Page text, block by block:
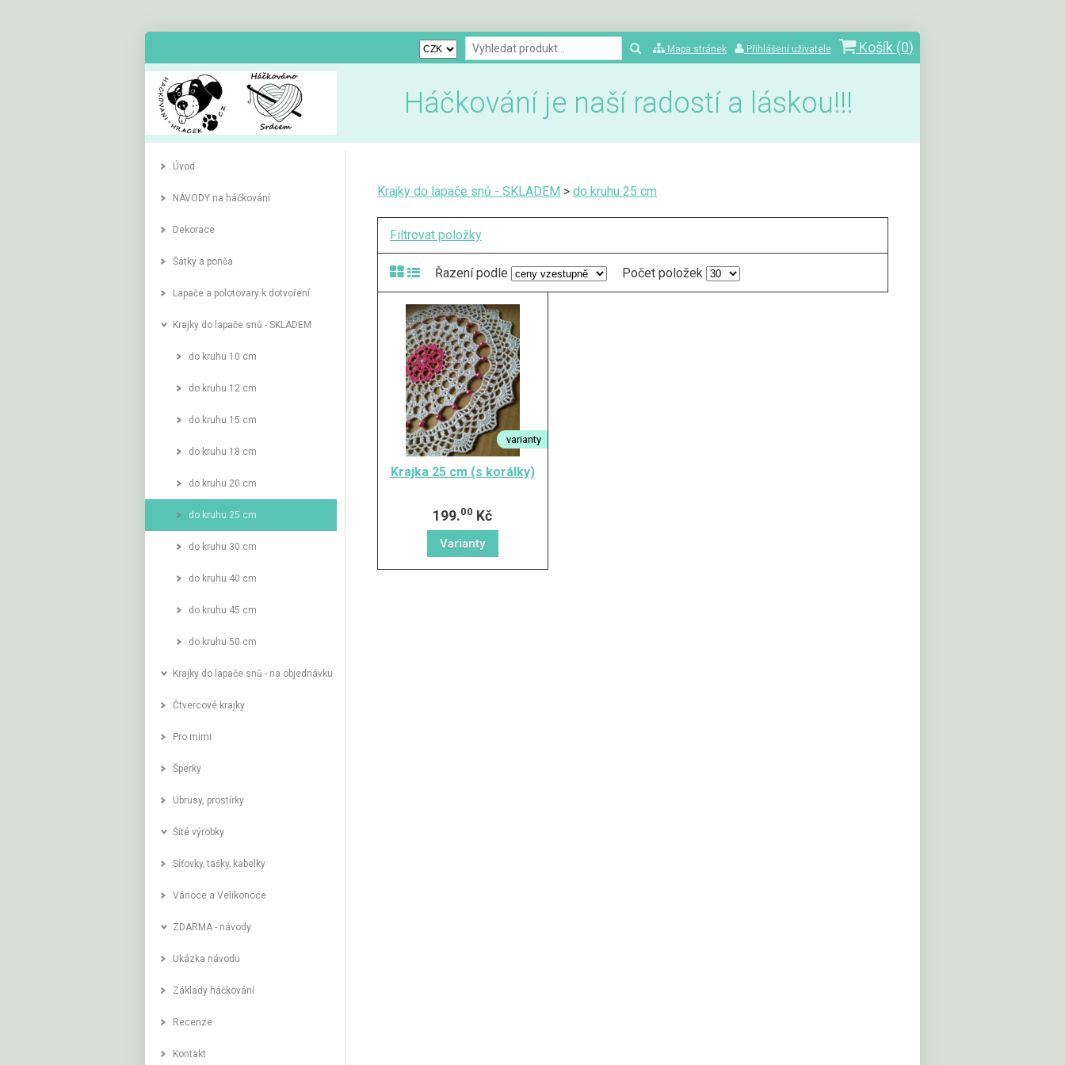
Mapa stránek Přihlášení uživatele Košík (0)
Háčkování je naší radostí a láskou!!!
Krajky do lapače snů - SKLADEM > do kruhu 25 cm
Filtrovat položky
Řazení podle Počet položek
varianty
Krajka 25 cm (s korálky)
199.00 Kč
Úvod
NÁVODY na háčkování
Dekorace
Šátky a ponča
Lapače a polotovary k dotvoření
Krajky do lapače snů - SKLADEM
do kruhu 10 cm
do kruhu 12 cm
do kruhu 15 cm
do kruhu 18 cm
do kruhu 20 cm
do kruhu 25 cm
do kruhu 30 cm
do kruhu 40 cm
do kruhu 45 cm
do kruhu 50 cm
Krajky do lapače snů - na objednávku
Čtvercové krajky
Pro mimi
Šperky
Ubrusy, prostírky
Šité výrobky
Síťovky‚ tašky‚ kabelky
Vánoce a Velikonoce
ZDARMA - návody
Ukázka návodu
Základy háčkování
Recenze
Kontakt